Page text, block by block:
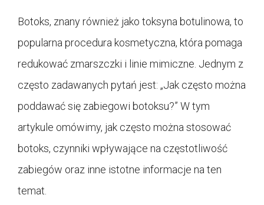
Botoks, znany również jako toksyna botulinowa, to
popularna procedura kosmetyczna, która pomaga
redukować zmarszczki i linie mimiczne. Jednym z
często zadawanych pytań jest: „Jak często można
poddawać się zabiegowi botoksu?” W tym
artykule omówimy, jak często można stosować
botoks, czynniki wpływające na częstotliwość
zabiegów oraz inne istotne informacje na ten
temat.